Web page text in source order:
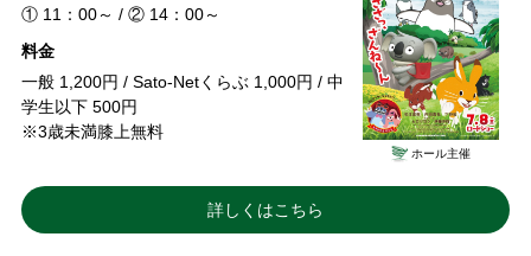
ホール主催
① 11：00～ / ② 14：00～
料金
一般 1,200円 / Sato-Netくらぶ 1,000円 / 中
学生以下 500円
※3歳未満膝上無料
詳しくはこちら